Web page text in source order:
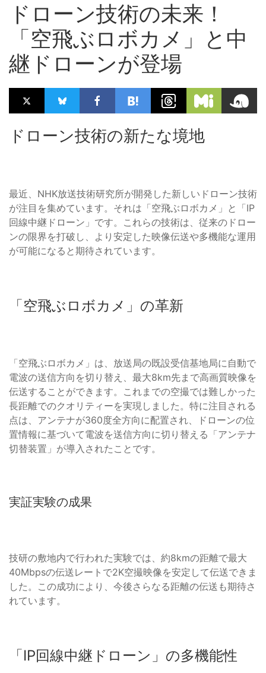
ドローン技術の未来！
「空飛ぶロボカメ」と中
継ドローンが登場
ドローン技術の新たな境地
最近、NHK放送技術研究所が開発した新しいドローン技術
が注目を集めています。それは「空飛ぶロボカメ」と「IP
回線中継ドローン」です。これらの技術は、従来のドロー
ンの限界を打破し、より安定した映像伝送や多機能な運用
が可能になると期待されています。
「空飛ぶロボカメ」の革新
「空飛ぶロボカメ」は、放送局の既設受信基地局に自動で
電波の送信方向を切り替え、最大8km先まで高画質映像を
伝送することができます。これまでの空撮では難しかった
長距離でのクオリティーを実現しました。特に注目される
点は、アンテナが360度全方向に配置され、ドローンの位
置情報に基づいて電波を送信方向に切り替える「アンテナ
切替装置」が導入されたことです。
実証実験の成果
技研の敷地内で行われた実験では、約8kmの距離で最大
40Mbpsの伝送レートで2K空撮映像を安定して伝送できま
した。この成功により、今後さらなる距離の伝送も期待さ
れています。
「IP回線中継ドローン」の多機能性